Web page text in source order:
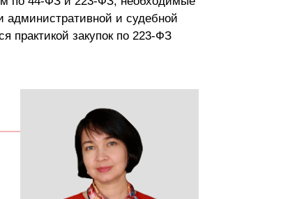
и судебной
практикой закупок по 223-ФЗ